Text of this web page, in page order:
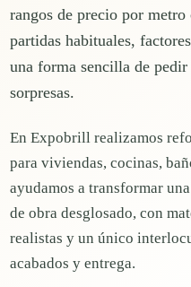
rangos de precio por
partidas habituales,
una forma sencilla de
sorpresas.
En Expobrill realizamos
para viviendas, cocinas,
ayudamos a transformar
de obra desglosado, con
realistas y un único
acabados y entrega.